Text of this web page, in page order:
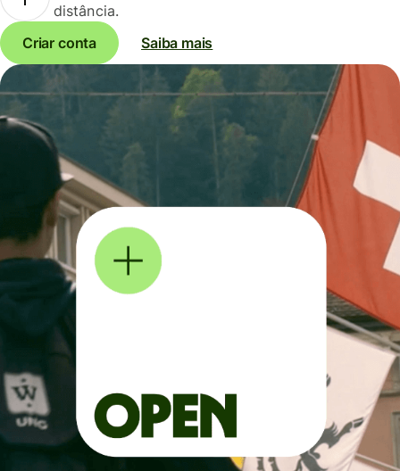
distância.
Criar conta
Saiba mais